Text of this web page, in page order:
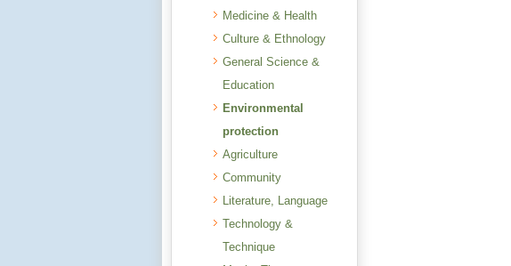
Medicine & Health
Culture & Ethnology
General Science &
Education
Environmental
protection
Agriculture
Community
Literature, Language
Technology &
Technique